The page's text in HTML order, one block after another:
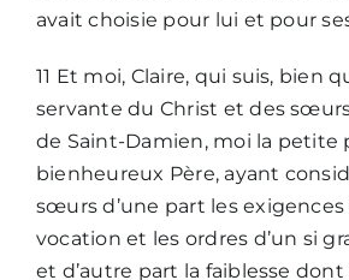
avait choisie pour lui et pour
11 Et moi, Claire, qui suis, bien
servante du Christ et des
de Saint-Damien, moi la petite
bienheureux Père, ayant
sœurs d’une part les exigences
vocation et les ordres d’un si
et d’autre part la faiblesse